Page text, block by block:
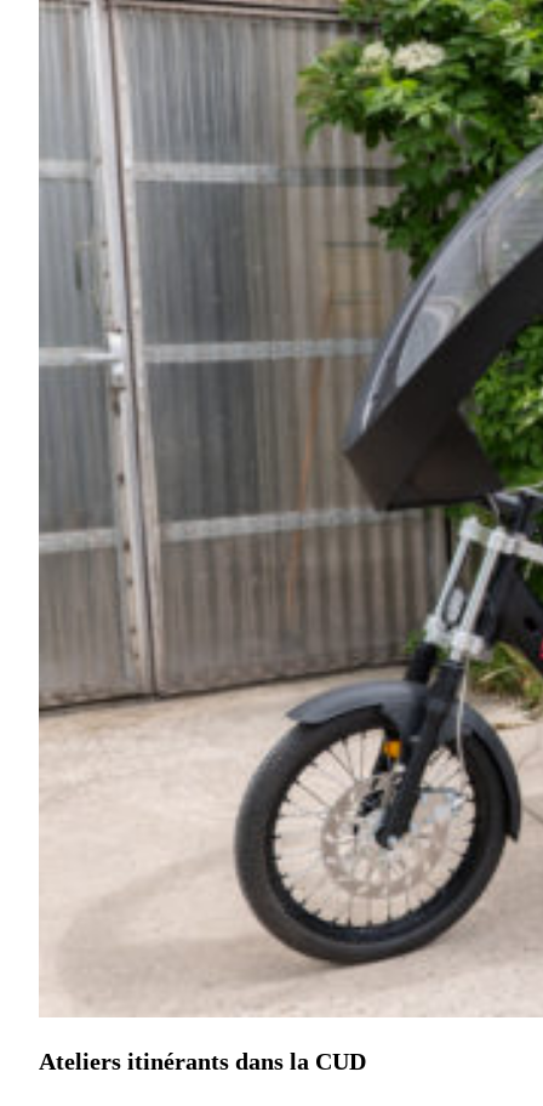
Ateliers itinérants dans la CUD